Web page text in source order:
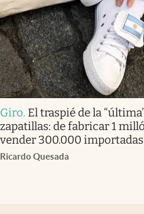
Giro. El traspié de la
zapatillas: de fabricar 1
vender 300.000 importadas
Ricardo Quesada